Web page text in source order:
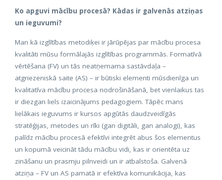
Ko apguvi mācību procesā? Kādas ir galvenās atziņas
un ieguvumi?
Man kā izglītības metodiķei ir jārūpējas par mācību procesa
kvalitāti mūsu formālajās izglītības programmās. Formatīvā
vērtēšana (FV) un tās neatņemama sastāvdaļa –
atgriezeniskā saite (AS) – ir būtiski elementi mūsdienīga un
kvalitatīva mācību procesa nodrošināšanā, bet vienlaikus tas
ir diezgan liels izaicinājums pedagogiem. Tāpēc mans
lielākais ieguvums ir kursos apgūtās daudzveidīgās
stratēģijas, metodes un rīki (gan digitāli, gan analogi), kas
palīdz mācību procesā efektīvi integrēt abus šos elementus
un kopumā veicināt tādu mācību vidi, kas ir orientēta uz
zināšanu un prasmju pilnveidi un ir atbalstoša. Galvenā
atziņa – FV un AS pamatā ir efektīva komunikācija, kas